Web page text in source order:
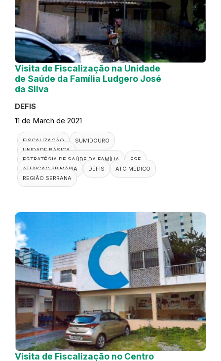
Visita de Fiscalização na Unidade
de Saúde da Família Ludgero José
da Silva
DEFIS
11 de March de 2021
FISCALIZAÇÃO
SUMIDOURO
UNIDADE BÁSICA
ESTRATÉGIA DE SAÚDE DA FAMÍLIA
ESF
ATENÇÃO PRIMÁRIA
DEFIS
ATO MÉDICO
REGIÃO SERRANA
Visita de Fiscalização no Centro